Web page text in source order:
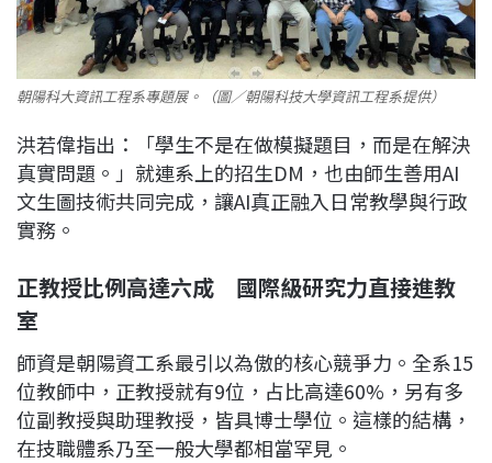
朝陽科大資訊工程系專題展。（圖／朝陽科技大學資訊工程系提供）
洪若偉指出：「學生不是在做模擬題目，而是在解決
真實問題。」就連系上的招生DM，也由師生善用AI
文生圖技術共同完成，讓AI真正融入日常教學與行政
實務。
正教授比例高達六成 國際級研究力直接進教
室
師資是朝陽資工系最引以為傲的核心競爭力。全系15
位教師中，正教授就有9位，占比高達60%，另有多
位副教授與助理教授，皆具博士學位。這樣的結構，
在技職體系乃至一般大學都相當罕見。